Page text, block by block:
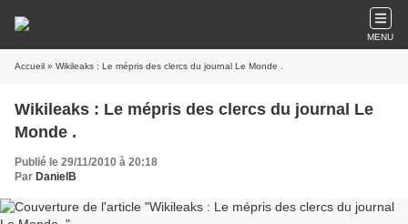
MENU
Accueil » Wikileaks : Le mépris des clercs du journal Le Monde .
Wikileaks : Le mépris des clercs du journal Le
Monde .
Publié le 29/11/2010 à 20:18
Par DanielB